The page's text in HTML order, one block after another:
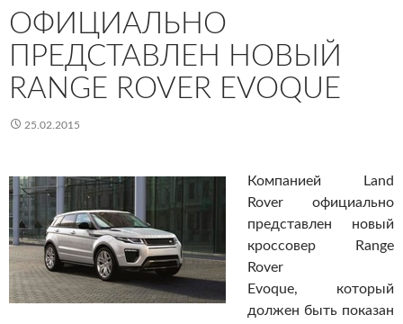
ОФИЦИАЛЬНО
ПРЕДСТАВЛЕН НОВЫЙ
RANGE ROVER EVOQUE
25.02.2015
Компанией Land
Rover официально
представлен новый
кроссовер Range
Rover
Evoque, который
должен быть показан